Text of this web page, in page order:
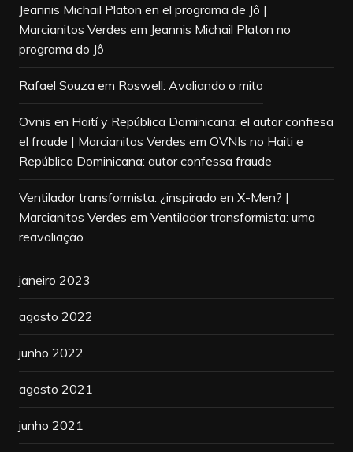
Jeannis Michail Platon en el programa de Jô |
Marcianitos Verdes em Jeannis Michail Platon no
programa do Jô
Rafael Souza em Roswell: Avaliando o mito
Ovnis en Haití y República Dominicana: el autor confiesa
el fraude | Marcianitos Verdes em OVNIs no Haiti e
República Dominicana: autor confessa fraude
Ventilador transformista: ¿inspirado en X-Men? |
Marcianitos Verdes em Ventilador transformista: uma
reavaliação
janeiro 2023
agosto 2022
junho 2022
agosto 2021
junho 2021